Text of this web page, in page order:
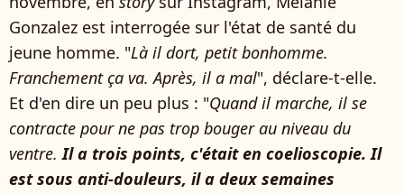
Gonzalez est interrogée sur l'état de santé du
jeune homme. "Là il dort, petit bonhomme.
Franchement ça va. Après, il a mal", déclare-t-elle.
Et d'en dire un peu plus : "Quand il marche, il se
contracte pour ne pas trop bouger au niveau du
ventre.Il a trois points, c'était en coelioscopie. Il
est sous anti-douleurs, il a deux semaines